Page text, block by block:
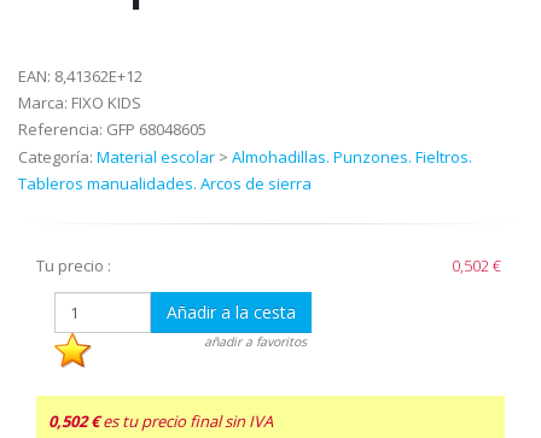
EAN: 8,41362E+12
Marca: FIXO KIDS
Referencia: GFP 68048605
Categoría: Material escolar > Almohadillas. Punzones. Fieltros.
Tableros manualidades. Arcos de sierra
Tu precio : 0,502 €
Añadir a la cesta
añadir a favoritos
0,502 € es tu precio final sin IVA